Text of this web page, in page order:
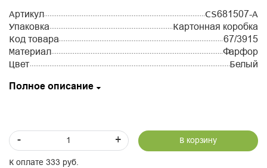
Артикул
CS681507-A
Упаковка
Картонная коробка
Код товара
67/3915
Материал
Фарфор
Цвет
Белый
Полное описание
- + В корзину
К оплате 333 руб.